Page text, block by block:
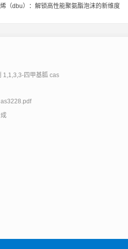
（dbu）：解锁高性能聚氨酯泡沫的新维度
1,1,3,3-四甲基胍 cas